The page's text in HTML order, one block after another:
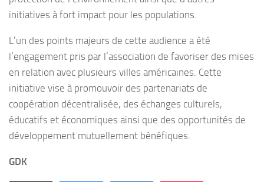
initiatives à fort impact pour les populations.
L’un des points majeurs de cette audience a été
l’engagement pris par l’association de favoriser des mises
en relation avec plusieurs villes américaines. Cette
initiative vise à promouvoir des partenariats de
coopération décentralisée, des échanges culturels,
éducatifs et économiques ainsi que des opportunités de
développement mutuellement bénéfiques.
GDK